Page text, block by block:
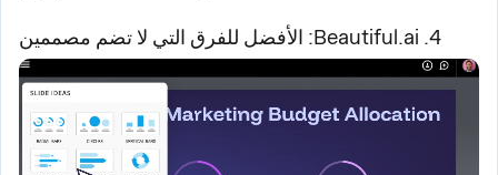
4. Beautiful.ai: الأفضل للفرق التي لا تضم مصممين